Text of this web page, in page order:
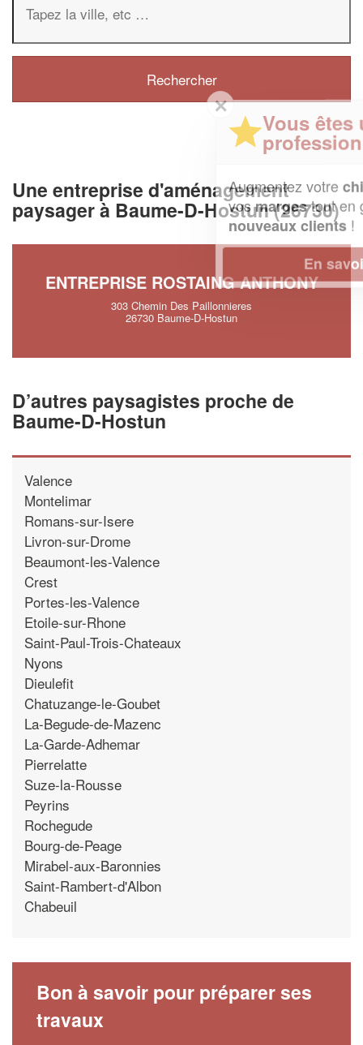
Une entreprise d'aménagement
paysager à Baume-D-Hostun (26730)
ENTREPRISE ROSTAING ANTHONY
303 Chemin Des Paillonnieres
26730 Baume-D-Hostun
D’autres paysagistes proche de
Baume-D-Hostun
Valence
Montelimar
Romans-sur-Isere
Livron-sur-Drome
Beaumont-les-Valence
Crest
Portes-les-Valence
Etoile-sur-Rhone
Saint-Paul-Trois-Chateaux
Nyons
Dieulefit
Chatuzange-le-Goubet
La-Begude-de-Mazenc
La-Garde-Adhemar
Pierrelatte
Suze-la-Rousse
Peyrins
Rochegude
Bourg-de-Peage
Mirabel-aux-Baronnies
Saint-Rambert-d'Albon
Chabeuil
Bon à savoir pour préparer ses
travaux
✕
Vous êtes un
professionnel ?
Augmentez votrechiffre d'affaireset
vosmarges tout en gagnant de
!